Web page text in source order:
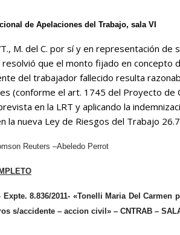
de Apelaciones del Trabajo, sala VI
M. del C. por sí y en representación de
resolvió que el monto fijado en concepto
del trabajador fallecido resulta
(conforme el art. 1745 del Proyecto de
en la LRT y aplicando la
la nueva Ley de Riesgos del Trabajo
Reuters –Abeledo Perrot
Expte. 8.836/2011- «Tonelli Maria Del
s/accidente – accion civil» – CNTRAB –